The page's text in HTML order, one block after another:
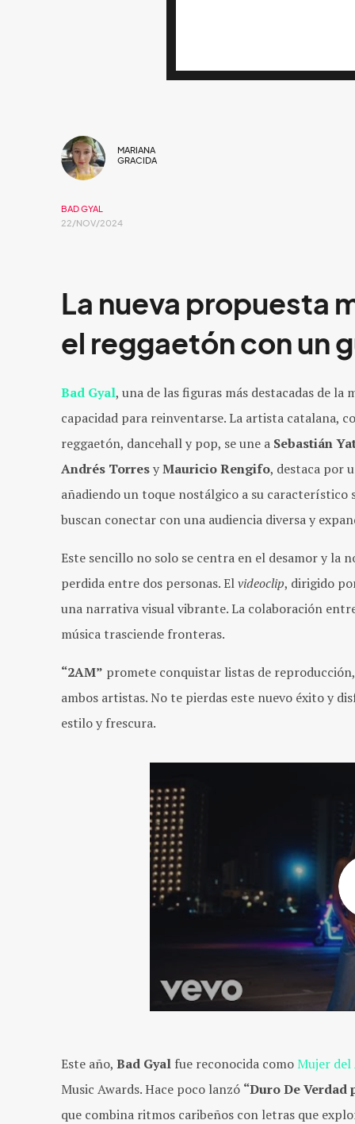
MARIANA
GRACIDA
BAD GYAL
22/NOV/2024
La nueva propuesta
el reggaetón con un
Bad Gyal, una de las figuras más destacadas de
capacidad para reinventarse. La artista catalana,
reggaetón, dancehall y pop, se une a Sebastián
Andrés TorresyMauricio Rengifo, destaca por
añadiendo un toque nostálgico a su característico
buscan conectar con una audiencia diversa y
Este sencillo no solo se centra en el desamor y la
perdida entre dos personas. Elvideoclip, dirigido
una narrativa visual vibrante. La colaboración
música trasciende fronteras.
“2AM” promete conquistar listas de
ambos artistas. No te pierdas este nuevo éxito y
estilo y frescura.
Este año, Bad Gyal fue reconocida comoMujer
Music Awards. Hace poco lanzó “Duro De Verdad
que combina ritmos caribeños con letras que